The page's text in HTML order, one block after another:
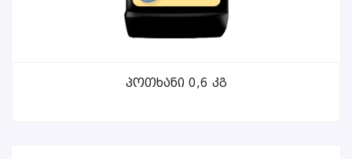
ᲕᲠᲪᲚᲐᲓ
Პოთხანი 0,6 Კგ